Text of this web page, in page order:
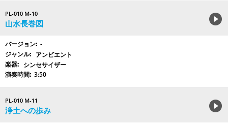
PL-010 M-10
山水長巻図
-
アンビエント
シンセサイザー
3:50
PL-010 M-11
浄土への歩み